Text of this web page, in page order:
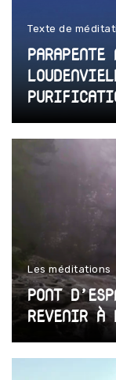
Texte de
Les méditations
PONT
REVENIR À